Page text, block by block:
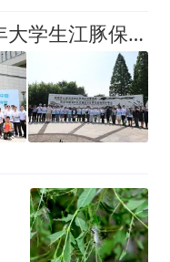
江苏科技大学举办2026年大学生江豚保护夏令营